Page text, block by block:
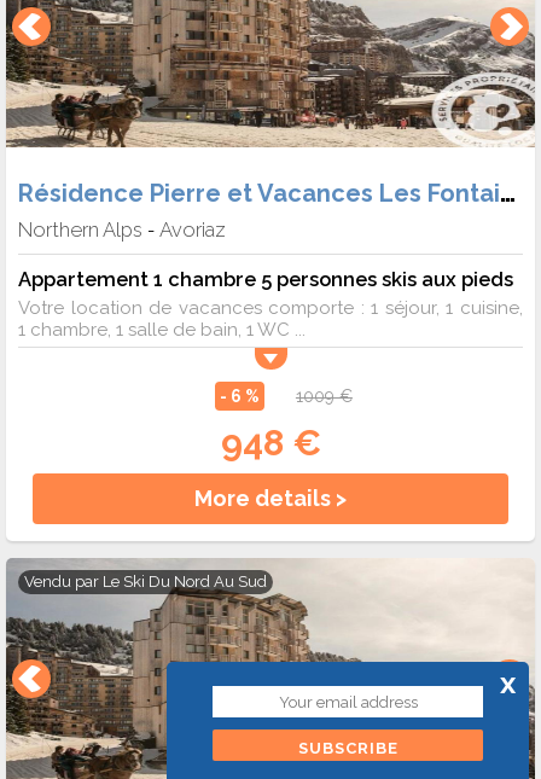
Résidence Pierre et Vacances Les Fontaines Blanches
Northern Alps - Avoriaz
Appartement 1 chambre 5 personnes skis aux pieds
Votre location de vacances comporte : 1 séjour, 1 cuisine,
1 chambre, 1 salle de bain, 1 WC ...
- 6 % 1009 €
948 €
More details >
Vendu par Le Ski Du Nord Au Sud
x